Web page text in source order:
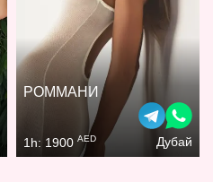
РОММАНИ
1h: 1900 AED Дубай